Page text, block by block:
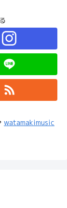
watamakimusic